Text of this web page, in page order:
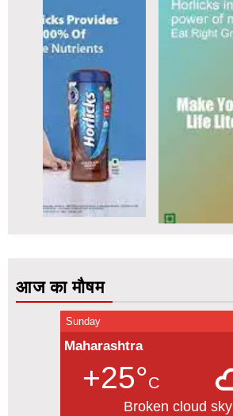
आज का मौषम
Sunday
Maharashtra
+25°C
Broken cloud sky